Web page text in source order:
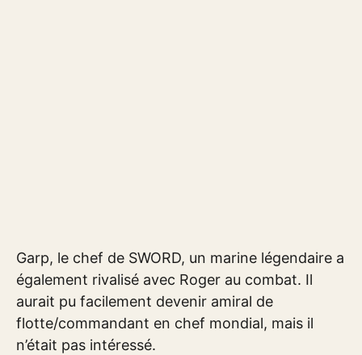
Garp, le chef de SWORD, un marine légendaire a
également rivalisé avec Roger au combat. Il
aurait pu facilement devenir amiral de
flotte/commandant en chef mondial, mais il
n’était pas intéressé.